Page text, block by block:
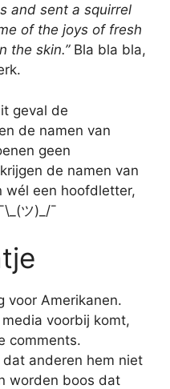
and sent a squirrel
of the joys of fresh
the skin.”Bla bla bla,
geval de
de namen van
geen
de namen van
wél een hoofdletter,
ツ)_/¯
voor Amerikanen.
voorbij komt,
comments.
anderen hem niet
worden boos dat